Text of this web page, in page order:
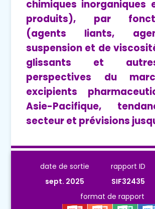
chimiques inorganiques
produits), par
(agents liants,
suspension et de
glissants et
perspectives du
excipients
Asie-Pacifique,
secteur et prévisions
date de sortie
sept. 2025
rapport ID
SIF32435
format de rapport